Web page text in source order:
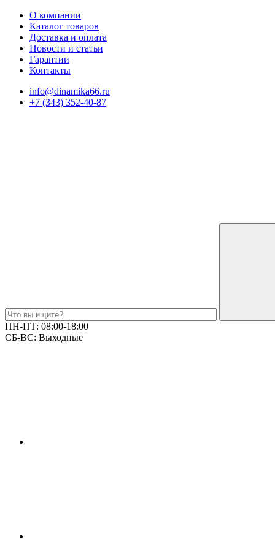
О компании
Каталог товаров
Доставка и оплата
Новости и статьи
Гарантии
Контакты
info@dinamika66.ru
+7 (343) 352-40-87
ПН-ПТ: 08:00-18:00
СБ-ВС: Выходные